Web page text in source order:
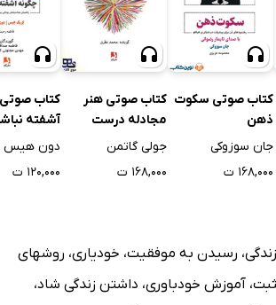
کتاب صوتی سکوت
ذهن
جان سوزوکی
۱۶۸,۰۰۰ ت
کتاب صوتی هنر
مجادله درست
جولی گاتمن
۱۶۸,۰۰۰ ت
کتاب
آشفته
دون هیس
۱۲۰,۰۰۰ ت
، رسیدن به موفقیت، خودیاری، روشهای
، آموزش خودباوری، داشتن زندگی شاد،